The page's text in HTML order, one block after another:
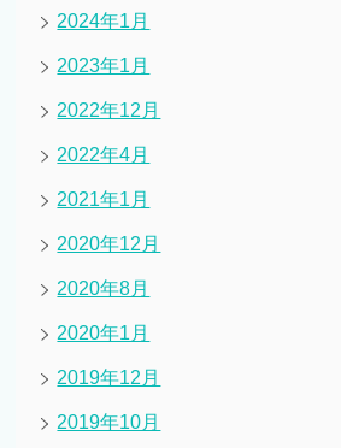
2024年1月
2023年1月
2022年12月
2022年4月
2021年1月
2020年12月
2020年8月
2020年1月
2019年12月
2019年10月